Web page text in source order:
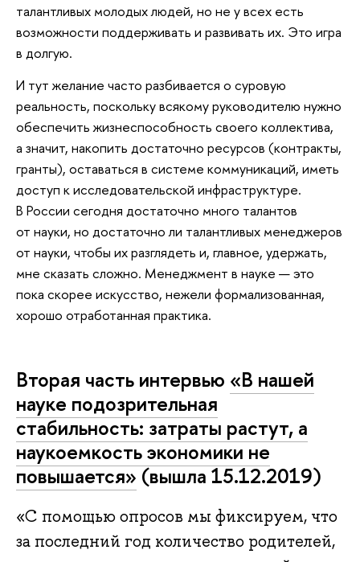
талантливых молодых людей, но не у всех есть
возможности поддерживать и развивать их. Это игра
в долгую.
И тут желание часто разбивается о суровую
реальность, поскольку всякому руководителю нужно
обеспечить жизнеспособность своего коллектива,
а значит, накопить достаточно ресурсов (контракты,
гранты), оставаться в системе коммуникаций, иметь
доступ к исследовательской инфраструктуре.
В России сегодня достаточно много талантов
от науки, но достаточно ли талантливых менеджеров
от науки, чтобы их разглядеть и, главное, удержать,
мне сказать сложно. Менеджмент в науке — это
пока скорее искусство, нежели формализованная,
хорошо отработанная практика.
Вторая часть интервью «В нашей
науке подозрительная
стабильность: затраты растут, а
наукоемкость экономики не
повышается» (вышла 15.12.2019)
Источник
:https://realnoevremya.ru/articles/160751-
«С помощью опросов мы фиксируем, что
за последний год количество родителей,